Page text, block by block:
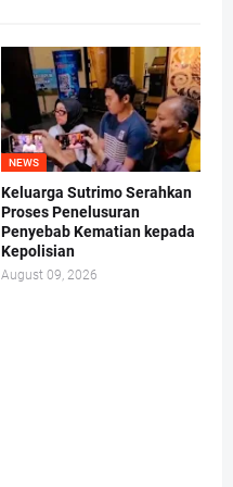
NEWS
Keluarga Sutrimo Serahkan
Proses Penelusuran
Penyebab Kematian kepada
Kepolisian
August 09, 2026